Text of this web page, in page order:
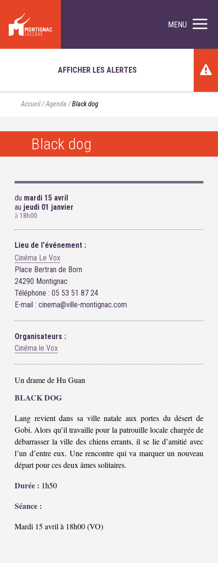
MENU
AFFICHER LES ALERTES
Accueil/Agenda /Black dog
Black dog
du mardi 15 avril
au jeudi 01 janvier
à 18h00
Lieu de l'événement :
Cinéma Le Vox
Place Bertran de Born
24290 Montignac
Téléphone : 05 53 51 87 24
E-mail : cinema@ville-montignac.com
Organisateurs :
Cinéma le Vox
Un drame de Hu Guan
BLACK DOG
Lang revient dans sa ville natale aux portes du désert de
Gobi. Alors qu’il travaille pour la patrouille locale chargée de
débarrasser la ville des chiens errants, il se lie d’amitié avec
l’un d’entre eux. Une rencontre qui va marquer un nouveau
départ pour ces deux âmes solitaires.
Durée : 1h50
Séance :
Mardi 15 avril à 18h00 (VO)